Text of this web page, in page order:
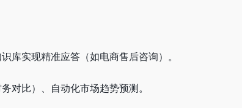
库实现精准应答（如电商售后咨询）。
对比）、自动化市场趋势预测。